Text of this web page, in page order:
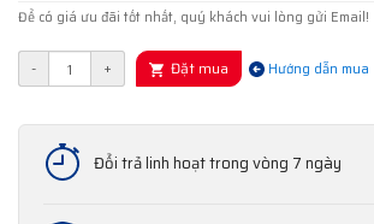
Để có giá ưu đãi tốt nhất, quý khách vui lòng gửi Email!
- + Đặt mua Hướng dẫn mua
Đổi trả linh hoạt trong vòng 7 ngày